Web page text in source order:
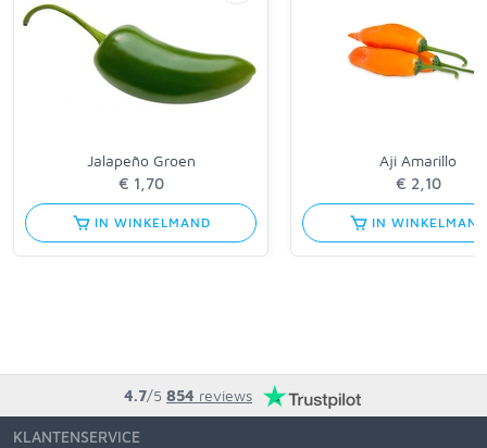
Jalapeño Groen
€ 1,70
IN WINKELMAND
Aji Amarillo
€ 2,10
IN WINKELMAND
4.7/5 854 reviews
KLANTENSERVICE